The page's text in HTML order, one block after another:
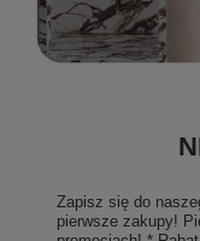
Zapisz się do
pierwsze zakupy!